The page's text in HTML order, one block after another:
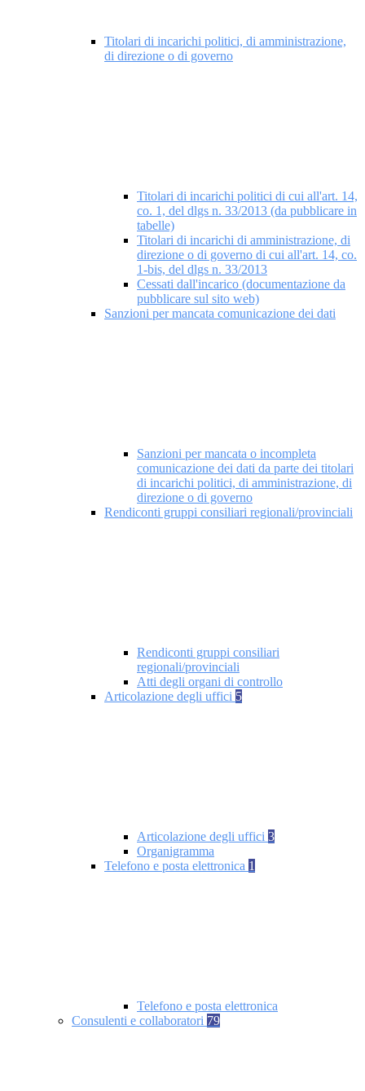
Titolari di incarichi politici, di amministrazione,
di direzione o di governo
Titolari di incarichi politici di cui all'art. 14,
co. 1, del dlgs n. 33/2013 (da pubblicare in
tabelle)
Titolari di incarichi di amministrazione, di
direzione o di governo di cui all'art. 14, co.
1-bis, del dlgs n. 33/2013
Cessati dall'incarico (documentazione da
pubblicare sul sito web)
Sanzioni per mancata comunicazione dei dati
Sanzioni per mancata o incompleta
comunicazione dei dati da parte dei titolari
di incarichi politici, di amministrazione, di
direzione o di governo
Rendiconti gruppi consiliari regionali/provinciali
Rendiconti gruppi consiliari
regionali/provinciali
Atti degli organi di controllo
Articolazione degli uffici 5
Articolazione degli uffici 3
Organigramma
Telefono e posta elettronica 1
Telefono e posta elettronica
Consulenti e collaboratori 79